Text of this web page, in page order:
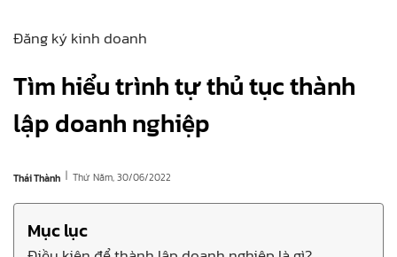
Đăng ký kinh doanh
Tìm hiểu trình tự thủ tục thành
lập doanh nghiệp
Thái Thành | Thứ Năm, 30/06/2022
Mục lục